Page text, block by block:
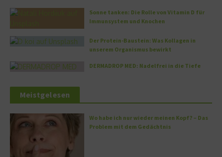
Sonne tanken: Die Rolle von Vitamin D für
Immunsystem und Knochen
Der Protein-Baustein: Was Kollagen in
unserem Organismus bewirkt
DERMADROP MED: Nadelfrei in die Tiefe
Meistgelesen
Wo habe ich nur wieder meinen Kopf? – Das
Problem mit dem Gedächtnis